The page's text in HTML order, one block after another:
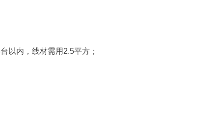
以内，线材需用2.5平方；